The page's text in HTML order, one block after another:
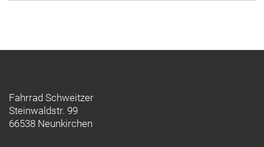
Fahrrad Schweitzer
Steinwaldstr. 99
66538 Neunkirchen